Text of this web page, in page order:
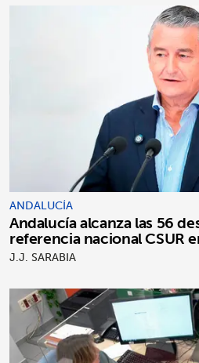
ANDALUCÍA
Andalucía alcanza las 56
referencia nacional CSUR
J.J. SARABIA